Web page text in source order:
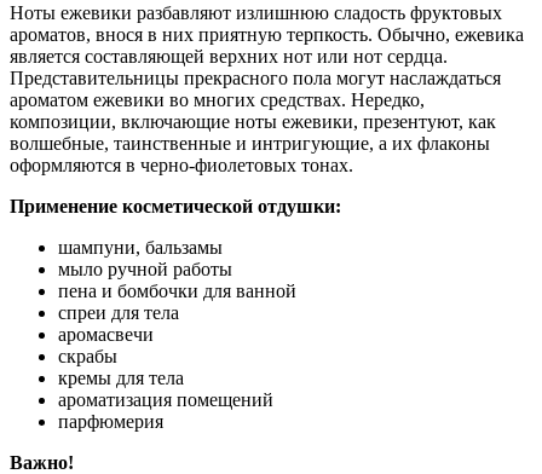
Ноты ежевики разбавляют излишнюю сладость фруктовых
ароматов, внося в них приятную терпкость. Обычно, ежевика
является составляющей верхних нот или нот сердца.
Представительницы прекрасного пола могут наслаждаться
ароматом ежевики во многих средствах. Нередко,
композиции, включающие ноты ежевики, презентуют, как
волшебные, таинственные и интригующие, а их флаконы
оформляются в черно-фиолетовых тонах.
Применение косметической отдушки:
шампуни, бальзамы
мыло ручной работы
пена и бомбочки для ванной
спреи для тела
аромасвечи
скрабы
кремы для тела
ароматизация помещений
парфюмерия
Важно!